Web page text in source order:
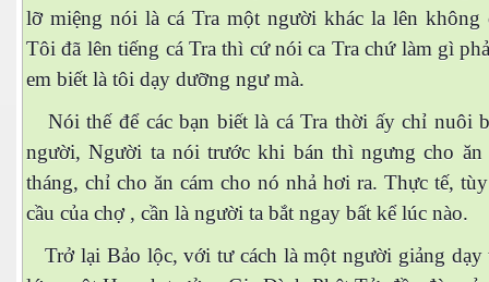
lỡ miệng nói là cá Tra một người khác la lên không
Tôi đã lên tiếng cá Tra thì cứ nói ca Tra chứ làm gì
em biết là tôi dạy dưỡng ngư mà.
Nói thế để các bạn biết là cá Tra thời ấy chỉ nuôi
người, Người ta nói trước khi bán thì ngưng cho ăn
tháng, chỉ cho ăn cám cho nó nhả hơi ra. Thực tế,
cầu của chợ , cần là người ta bắt ngay bất kể lúc nào.
Trở lại Bảo lộc, với tư cách là một người giảng dạy
giới